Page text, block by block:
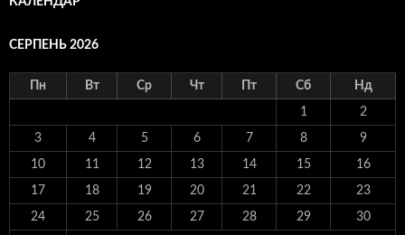
СЕРПЕНЬ 2026
Пн Вт Ср Чт Пт Сб Нд
1 2
3 4 5 6 7 8 9
10 11 12 13 14 15 16
17 18 19 20 21 22 23
24 25 26 27 28 29 30